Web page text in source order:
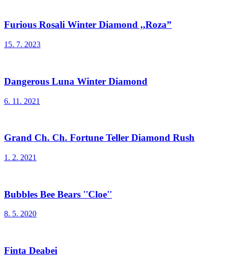
Furious Rosali Winter Diamond ,,Roza”
15. 7. 2023
Dangerous Luna Winter Diamond
6. 11. 2021
Grand Ch. Ch. Fortune Teller Diamond Rush
1. 2. 2021
Bubbles Bee Bears ''Cloe''
8. 5. 2020
Finta Deabei